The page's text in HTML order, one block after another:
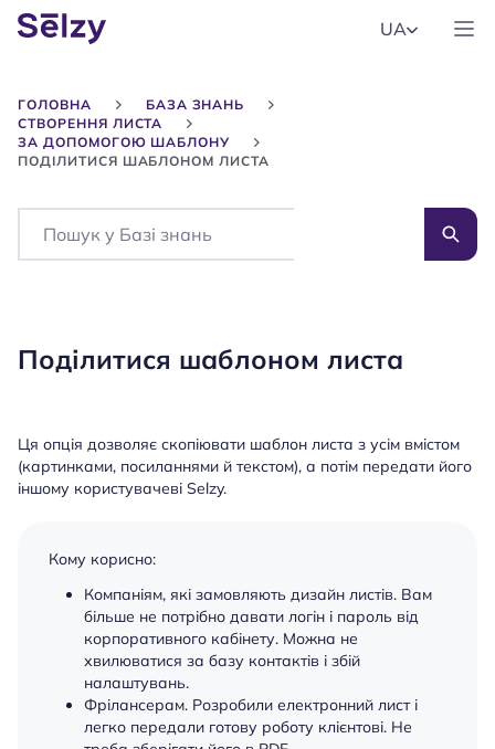
UA
ГОЛОВНА
БАЗА ЗНАНЬ
СТВОРЕННЯ ЛИСТА
ЗА ДОПОМОГОЮ ШАБЛОНУ
ПОДІЛИТИСЯ ШАБЛОНОМ ЛИСТА
Search
Поділитися шаблоном листа
Ця опція дозволяє скопіювати шаблон листа з усім вмістом
(картинками, посиланнями й текстом), а потім передати його
іншому користувачеві Selzy.
Кому корисно:
Компаніям, які замовляють дизайн листів. Вам
більше не потрібно давати логін і пароль від
корпоративного кабінету. Можна не
хвилюватися за базу контактів і збій
налаштувань.
Фрілансерам. Розробили електронний лист і
легко передали готову роботу клієнтові. Не